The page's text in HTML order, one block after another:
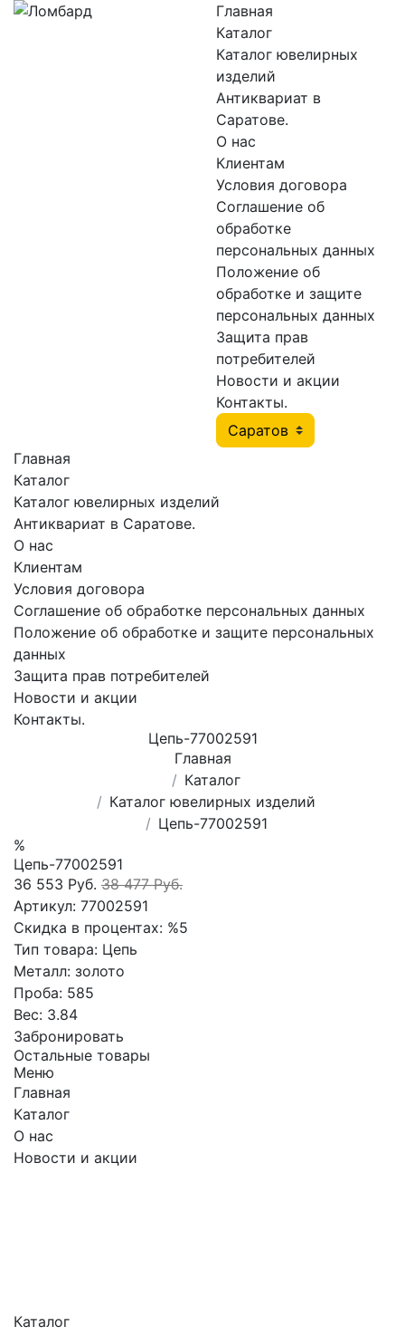
Главная
Каталог
Каталог ювелирных
изделий
Антиквариат в
Саратове.
О нас
Клиентам
Условия договора
Соглашение об
обработке
персональных данных
Положение об
обработке и защите
персональных данных
Защита прав
потребителей
Новости и акции
Контакты.
Главная
Каталог
Каталог ювелирных изделий
Антиквариат в Саратове.
О нас
Клиентам
Условия договора
Соглашение об обработке персональных данных
Положение об обработке и защите персональных
данных
Защита прав потребителей
Новости и акции
Контакты.
Цепь-77002591
Главная
Каталог
Каталог ювелирных изделий
Цепь-77002591
%
Цепь-77002591
36 553 Руб. 38 477 Руб.
Артикул: 77002591
Скидка в процентах: %5
Тип товара: Цепь
Металл: золото
Проба: 585
Вес: 3.84
Забронировать
Остальные товары
Меню
Главная
Каталог
О нас
Новости и акции
Каталог